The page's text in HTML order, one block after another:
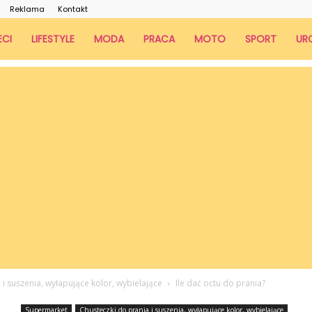
Reklama Kontakt
LIFESTYLE MODA PRACA MOTO SPORT
suszenia, wyłapujące kolor, wybielające Ile dać octu do prania?
Supermarket Chusteczki do prania i suszenia, wyłapujące kolor, wybielające